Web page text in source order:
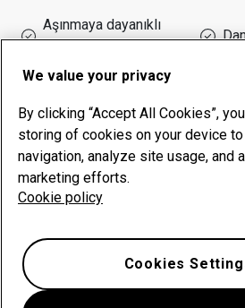
Aşınmaya dayanıklı
ürünler
Çalışma süresi yönetimi
Bize ulaşın
BLUE STAR WELDING, LLC
We value your privacy
By clicking “Accept All Cookies”,
storing of cookies on your device
navigation, analyze site usage, and
marketing efforts.
Cookie policy
Cookies